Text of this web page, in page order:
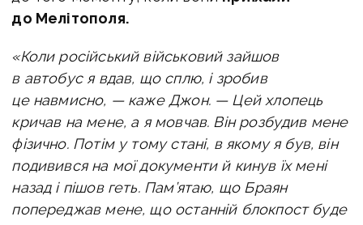
до Мелітополя.
«Коли російський військовий зайшов
в автобус явдав, що сплю, і зробив
це навмисно, — каже Джон. — Цей хлопець
кричав на мене, а я мовчав. Він розбудив мене
фізично. Потім у тому стані, в якому я був, він
подивився на мої документи й кинув їх мені
назад і пішов геть. Пам’ятаю, що Браян
попереджав мене, що останній блокпост буде